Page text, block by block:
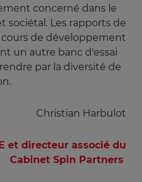
concerné dans le
sociétal. Les rapports de
de développement
un autre banc d'essai
par la diversité de
Christian Harbulot
et directeur associé du
Cabinet Spin Partners